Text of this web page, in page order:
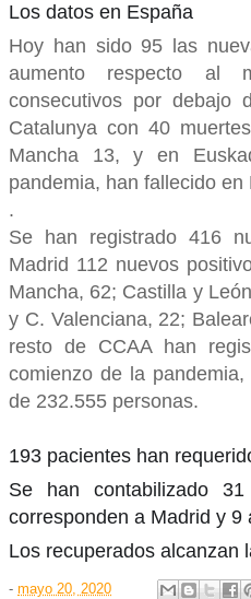
Los datos en España
Hoy han sido 95 las
aumento respecto al
consecutivos por debajo
Catalunya con 40
Mancha 13, y en
pandemia, han fallecido
.
Se han registrado 416
Madrid 112 nuevos
Mancha, 62; Castilla y
y C. Valenciana, 22;
resto de CCAA han
comienzo de la
de 232.555 personas.
193 pacientes han
Se han contabilizado
corresponden a Madrid y 9
Los recuperados alcanzan
- mayo 20, 2020